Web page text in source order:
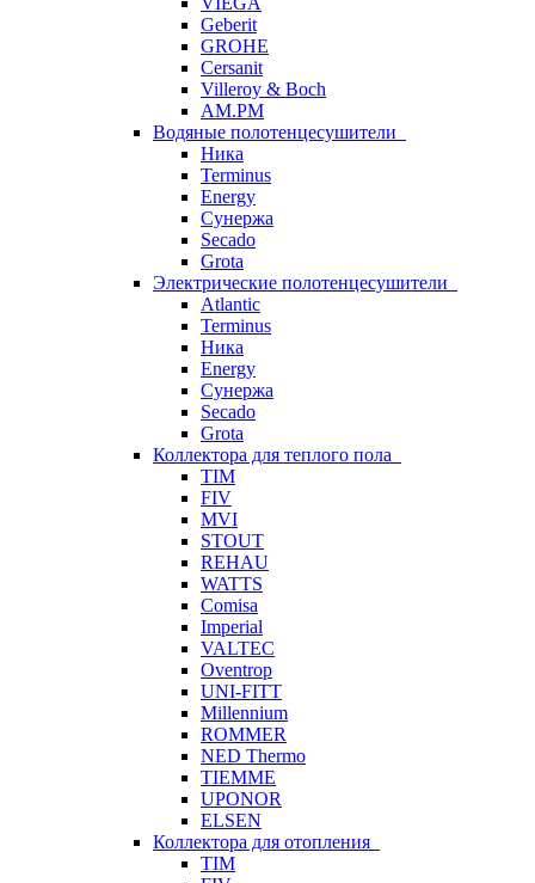
Geberit
GROHE
Cersanit
Villeroy & Boch
AM.PM
Водяные полотенцесушители
Ника
Terminus
Energy
Сунержа
Secado
Grota
Электрические полотенцесушители
Atlantic
Terminus
Ника
Energy
Сунержа
Secado
Grota
Коллектора для теплого пола
TIM
FIV
MVI
STOUT
REHAU
WATTS
Comisa
Imperial
VALTEC
Oventrop
UNI-FITT
Millennium
ROMMER
NED Thermo
TIEMME
UPONOR
ELSEN
Коллектора для отопления
TIM